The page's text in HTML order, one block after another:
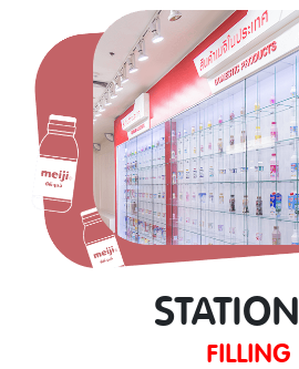
STATION
FILLING